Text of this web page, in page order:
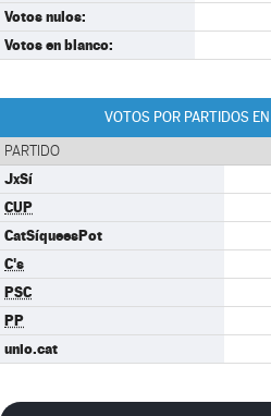
Votos nulos:
Votos en blanco:
VOTOS POR PARTIDOS
PARTIDO
JxSí
CUP
CatSíqueesPot
C's
PSC
PP
unio.cat